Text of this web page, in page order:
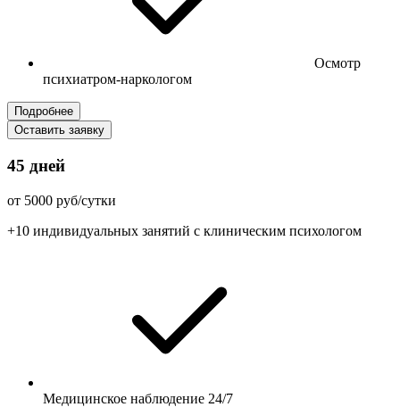
Осмотр
психиатром-наркологом
Подробнее
Оставить заявку
45 дней
от 5000 руб/сутки
+10 индивидуальных занятий с клиническим психологом
Медицинское наблюдение 24/7